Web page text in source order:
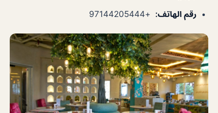
رقم الهاتف:
+97144205444